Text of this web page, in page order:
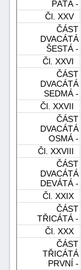
PÁTÁ -
Čl. XXV
ČÁST
DVACÁTÁ
ŠESTÁ -
Čl. XXVI
ČÁST
DVACÁTÁ
SEDMÁ -
Čl. XXVII
ČÁST
DVACÁTÁ
OSMÁ -
Čl. XXVIII
ČÁST
DVACÁTÁ
DEVÁTÁ -
Čl. XXIX
ČÁST
TŘICÁTÁ -
Čl. XXX
ČÁST
TŘICÁTÁ
PRVNÍ -